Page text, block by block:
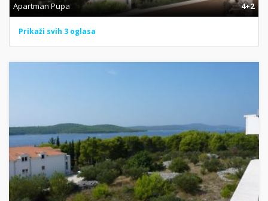
Apartman Pupa 4+2
Prikaži svih 3 oglasa